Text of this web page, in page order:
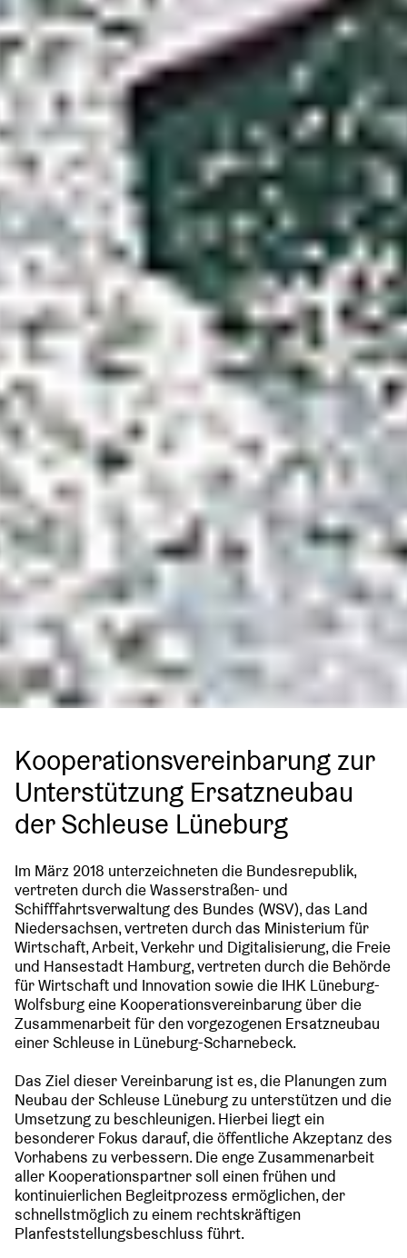
Kooperationsvereinbarung zur
Unterstützung Ersatzneubau
der Schleuse Lüneburg
Im März 2018 unterzeichneten die Bundesrepublik,
vertreten durch die Wasserstraßen- und
Schifffahrtsverwaltung des Bundes (WSV), das Land
Niedersachsen, vertreten durch das Ministerium für
Wirtschaft, Arbeit, Verkehr und Digitalisierung, die Freie
und Hansestadt Hamburg, vertreten durch die Behörde
für Wirtschaft und Innovation sowie die IHK Lüneburg-
Wolfsburg eine Kooperationsvereinbarung über die
Zusammenarbeit für den vorgezogenen Ersatzneubau
einer Schleuse in Lüneburg-Scharnebeck.
Das Ziel dieser Vereinbarung ist es, die Planungen zum
Neubau der Schleuse Lüneburg zu unterstützen und die
Umsetzung zu beschleunigen. Hierbei liegt ein
besonderer Fokus darauf, die öffentliche Akzeptanz des
Vorhabens zu verbessern. Die enge Zusammenarbeit
aller Kooperationspartner soll einen frühen und
kontinuierlichen Begleitprozess ermöglichen, der
schnellstmöglich zu einem rechtskräftigen
Planfeststellungsbeschluss führt.